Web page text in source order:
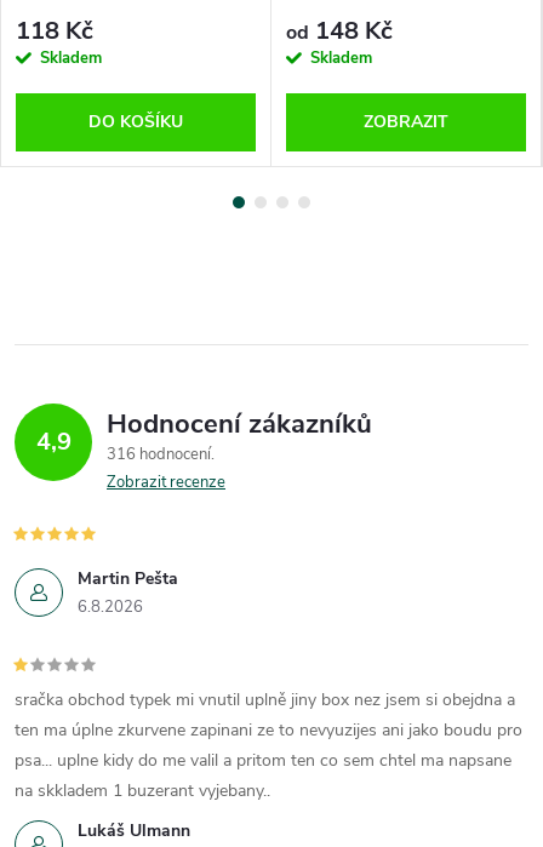
118 Kč
Skladem
DO KOŠÍKU
od 148 Kč
Skladem
ZOBRAZIT
4,9 Hodnocení zákazníků
316 hodnocení
Zobrazit recenze
Martin Pešta
6.8.2026
Lukáš Ulmann
sračka obchod typek mi vnutil uplně jiny box nez jsem si obejdna a
ten ma úplne zkurvene zapinani ze to nevyuzijes ani jako boudu pro
psa... uplne kidy do me valil a pritom ten co sem chtel ma napsane
na skkladem 1 buzerant vyjebany..